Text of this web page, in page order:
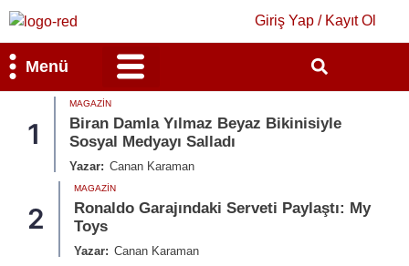
Giriş Yap / Kayıt Ol
Menü
1
MAGAZIN
Biran Damla Yılmaz Beyaz Bikinisiyle
Sosyal Medyayı Salladı
Yazar: Canan Karaman
2
MAGAZIN
Ronaldo Garajındaki Serveti Paylaştı: My
Toys
Yazar: Canan Karaman